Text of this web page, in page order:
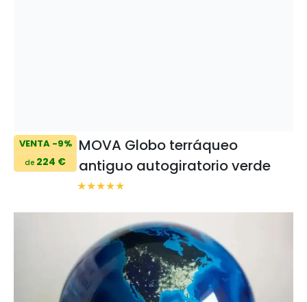
VENTA -9%
de 224 €
MOVA Globo terráqueo
antiguo autogiratorio verde